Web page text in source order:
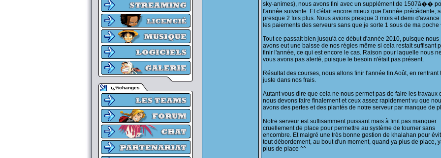
ï¿½changes
sky-animes), nous avons fini avec un supplément de 1507â��
l'année suivante. Et c'était encore mieux que l'année précédente,
presque 2 fois plus. Nous avions presque 3 mois et demi d'avance
les paiements des serveurs sans que je sorte 1 sous de ma poche
Tout ce passait bien jusqu'à ce début d'année 2010, puisque nous
avons eut une baisse de nos régies même si cela restait suffisant
finir l'année, ce qui est encore le cas. Raison pour laquelle nous
vous avons pas alerté, puisque le besoin n'était pas présent.
Résultat des courses, nous allons finir l'année fin Août, en rentrant
juste dans nos frais.
Autant vous dire que cela ne nous permet pas de faire les travaux
nous devons faire finalement et ceux assez rapidement vu que
avons des pertes et des plantés de notre serveur par manque de
Notre serveur est suffisamment puissant mais à finit pas manquer
cruellement de place pour permettre au système de tourner sans
encombre. Et malgré une très bonne gestion de khalahan pour
tout débordement, au bout d'un moment, quand ya plus de place,
plus de place ^^